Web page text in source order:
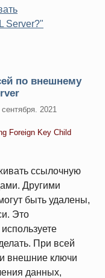
Server?"
по внешнему
2021
Foreign Key Child
ссылочную
Другими
быть удалены,
Это
При всей
внешние ключи
данных,